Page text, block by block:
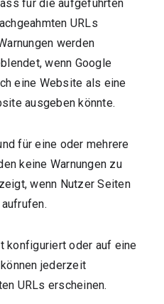
für die aufgeführten
URLs
werden
wenn Google
eine Website als eine
ausgeben könnte.
für eine oder mehrere
keine Warnungen zu
wenn Nutzer Seiten
konfiguriert oder auf eine
jederzeit
URLs erscheinen.